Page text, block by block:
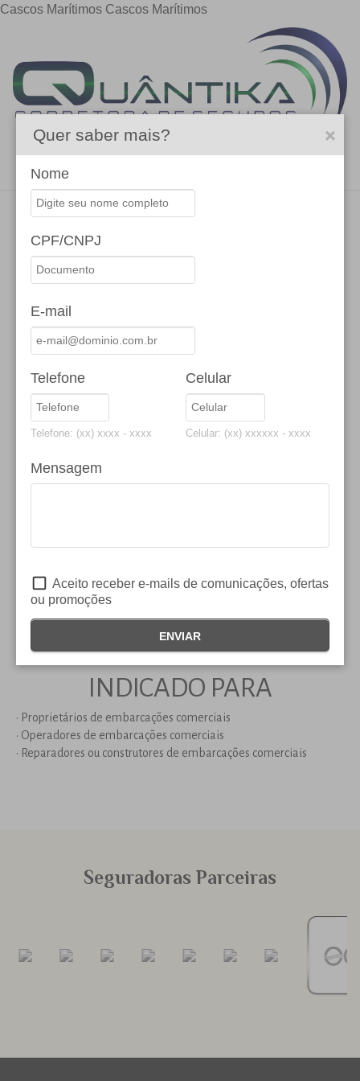
Cascos Marítimos Cascos Marítimos
SOLICITE UMA PROPOSTA
Cascos
Nosso seguro de Cascos oferece coberturas completas e
abrangentes que garantem indenização em caso de perda ou
O seguro é ideal para embarcações comerciais, com área de
navegação em mar aberto (longo curso, cabotagem e apoio
marítimo) ou no apoio portuário; embarcações de transporte de
passageiros, de cargas, ou ainda rebocadores e empurradores
em operação, manutenção ou reparo em estaleiros.
INDICADO PARA
• Proprietários de embarcações comerciais
• Operadores de embarcações comerciais
• Reparadores ou construtores de embarcações comerciais
Seguradoras Parceiras
Quer saber mais?
Nome
CPF/CNPJ
E-mail
Telefone
Telefone: (xx) xxxx - xxxx
Celular
Celular: (xx) xxxxxx - xxxx
Mensagem
Aceito receber e-mails de comunicações, ofertas
ou promoções
ENVIAR